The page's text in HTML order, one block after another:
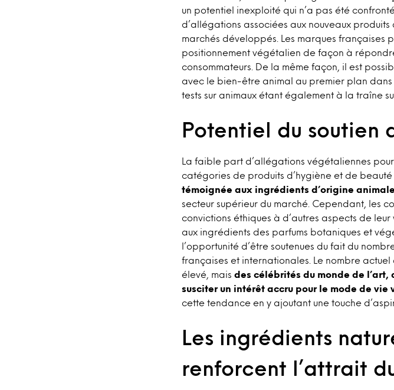
un potentiel inexploité qui n’a pas été
d’allégations associées aux nouveaux
marchés développés. Les marques françaises
positionnement végétalien de façon à
consommateurs. De la même façon, il est
avec le bien-être animal au premier plan
tests sur animaux étant également à la traîne
Potentiel du soutien
La faible part d’allégations végétaliennes
catégories de produits d’hygiène et de
témoignée aux ingrédients d’origine
secteur supérieur du marché. Cependant, les
convictions éthiques à d’autres aspects de
aux ingrédients des parfums botaniques et
l’opportunité d’être soutenues du fait du
françaises et internationales. Le nombre
élevé, mais des célébrités du monde de
susciter un intérêt accru pour le mode de vie
cette tendance en y ajoutant une touche
Les ingrédients
renforcent l’attrait